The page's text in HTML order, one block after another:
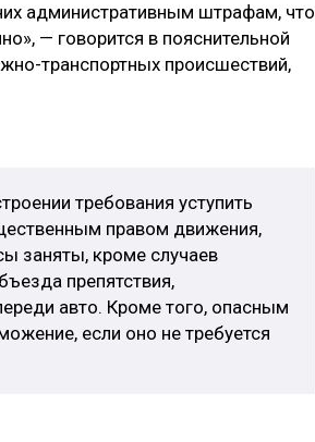
административным штрафам, что
— говорится в пояснительной
транспортных происшествий,
требования уступить
правом движения,
заняты, кроме случаев
препятствия,
авто. Кроме того, опасным
если оно не требуется